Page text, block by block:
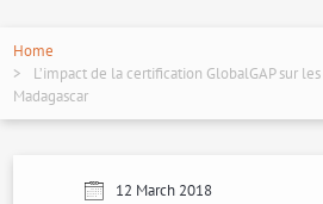
Home
L’impact de la certification GlobalGAP sur
Madagascar
12 March 2018